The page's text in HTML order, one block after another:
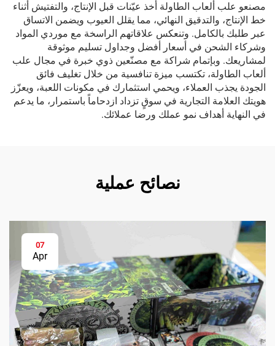
مصنعو علب ألعاب الطاولة أخذ عيّنات قبل الإنتاج، والتفتيش أثناء
خط الإنتاج، والتدقيق النهائي، مما يقلل العيوب ويضمن الاتساق
عبر طلبك بالكامل. وتنعكس علاقاتهم الراسخة مع موردي المواد
وشركاء الشحن في أسعار أفضل وجداول تسليم موثوقة
لمشاريعك. وبإتمام شراكة مع مصنّعين ذوي خبرة في مجال علب
ألعاب الطاولة، تكتسب ميزة تنافسية من خلال تغليف فائق
الجودة يجذب العملاء، ويحمي استثمارك في مكونات اللعبة، ويعزّز
هويتك العلامة التجارية في سوقٍ تزداد ازدحاماً باستمرار، ما يدعم
في النهاية أهداف نمو عملك ورضا عملائك.
نصائح عملية
07
Apr